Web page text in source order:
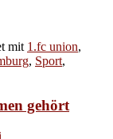
mit 1.fc union,
, Sport,
gehört